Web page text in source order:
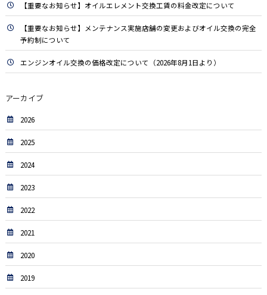
【重要なお知らせ】オイルエレメント交換工賃の料金改定について
【重要なお知らせ】メンテナンス実施店舗の変更およびオイル交換の完全
予約制について
エンジンオイル交換の価格改定について（2026年8月1日より）
アーカイブ
2026
2025
2024
2023
2022
2021
2020
2019